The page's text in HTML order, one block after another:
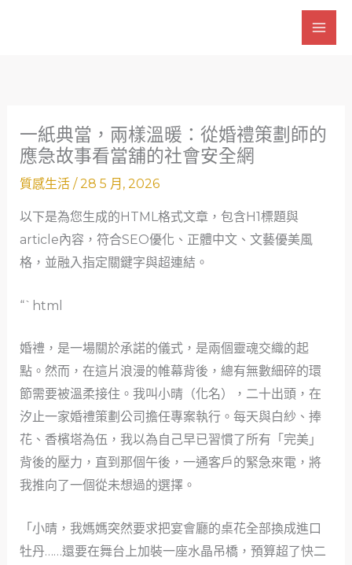
一紙典當，兩樣溫暖：從婚禮策劃師的
應急故事看當舖的社會安全網
質感生活/28 5 月, 2026
以下是為您生成的HTML格式文章，包含H1標題與
article內容，符合SEO優化、正體中文、文藝優美風
格，並融入指定關鍵字與超連結。
“`html
婚禮，是一場關於承諾的儀式，是兩個靈魂交織的起
點。然而，在這片浪漫的帷幕背後，總有無數細碎的環
節需要被溫柔接住。我叫小晴（化名），二十出頭，在
汐止一家婚禮策劃公司擔任專案執行。每天與白紗、捧
花、香檳塔為伍，我以為自己早已習慣了所有「完美」
背後的壓力，直到那個午後，一通客戶的緊急來電，將
我推向了一個從未想過的選擇。
「小晴，我媽媽突然要求把宴會廳的桌花全部換成進口
牡丹……還要在舞台上加裝一座水晶吊橋，預算超了快二